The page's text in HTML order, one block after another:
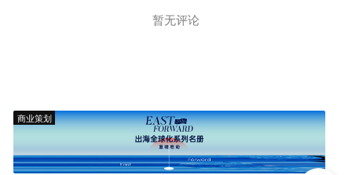
暂无评论
商业策划